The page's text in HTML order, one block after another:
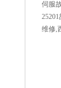
伺服
维修,